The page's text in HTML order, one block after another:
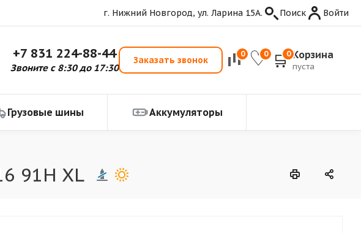
г. Нижний Новгород, ул. Ларина 15А. Поиск Войти
+7 831 224-88-44
Звоните с 8:30 до 17:30
Заказать звонок
0 0 0 Корзина
пуста
Грузовые шины Аккумуляторы
91H XL